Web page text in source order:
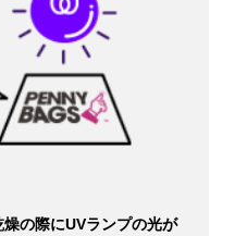
の際にUVランプの光が